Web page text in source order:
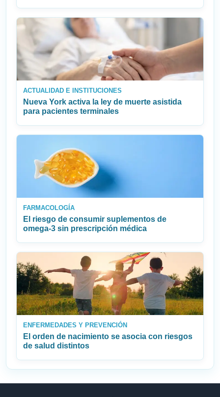
ACTUALIDAD E INSTITUCIONES
Nueva York activa la ley de muerte asistida
para pacientes terminales
FARMACOLOGÍA
El riesgo de consumir suplementos de
omega‑3 sin prescripción médica
ENFERMEDADES Y PREVENCIÓN
El orden de nacimiento se asocia con riesgos
de salud distintos